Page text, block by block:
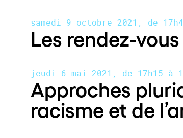
samedi 9 octobre 2021, de
Les rendez-
jeudi 6 mai 2021, de 17h15 à
Approches
racisme et de